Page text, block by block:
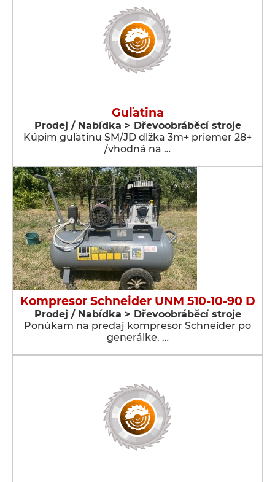
Guľatina
Prodej / Nabídka > Dřevoobráběcí stroje
Kúpim guľatinu SM/JD dlžka 3m+ priemer 28+
/vhodná na …
Kompresor Schneider UNM 510-10-90 D
Prodej / Nabídka > Dřevoobráběcí stroje
Ponúkam na predaj kompresor Schneider po
generálke. …